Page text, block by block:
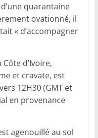
quarantaine
ovationné, il
« d’accompagner
d’Ivoire,
et cravate, est
12H30 (GMT et
en provenance
agenouillé au sol